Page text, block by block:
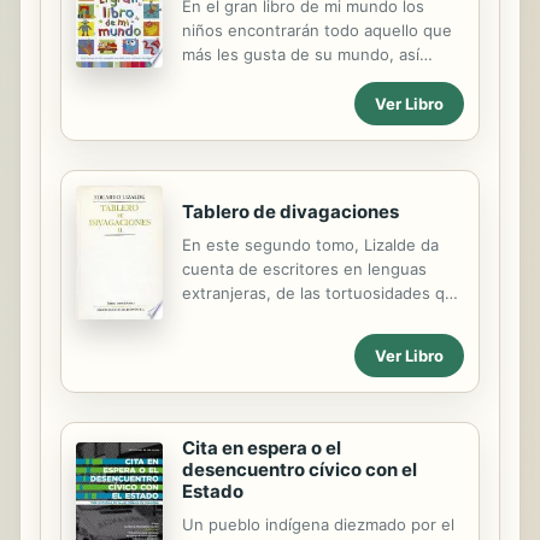
En el gran libro de mi mundo los
niños encontrarán todo aquello que
más les gusta de su mundo, así
como explicaciones de cuanto
quieren saber: cómo se llaman las
cosas, qué hacen y adónde van. Con
conceptos clave y entre
Ver Libro
Tablero de divagaciones
En este segundo tomo, Lizalde da
cuenta de escritores en lenguas
extranjeras, de las tortuosidades que
influencias de otras culturas en la
literatura hispanoamericana. Tambi n
nos muestra su tr nsito por las ideas
compromiso intelectual del autor con
sus convicciones: disidentes y
sosegadas, conflictivas y solidarias,
Ver Libro
Cita en espera o el
desencuentro cívico con el
Estado
Un pueblo indígena diezmado por el